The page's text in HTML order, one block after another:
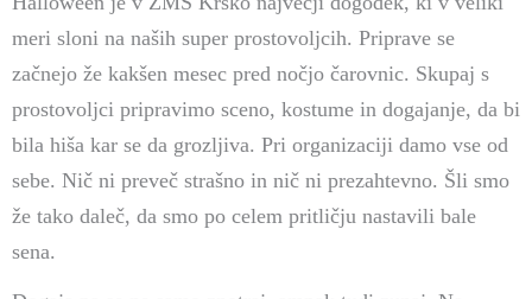
meri sloni na naših super prostovoljcih. Priprave se
začnejo že kakšen mesec pred nočjo čarovnic. Skupaj s
prostovoljci pripravimo sceno, kostume in dogajanje, da bi
bila hiša kar se da grozljiva. Pri organizaciji damo vse od
sebe. Nič ni preveč strašno in nič ni prezahtevno. Šli smo
že tako daleč, da smo po celem pritličju nastavili bale
sena.